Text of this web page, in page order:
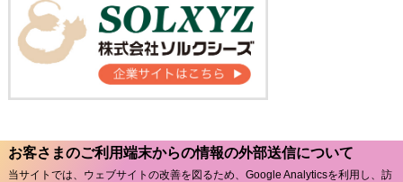
お客さまのご利用端末からの情報の外部送信について
当サイトでは、ウェブサイトの改善を図るため、Google Analyticsを利用し、訪